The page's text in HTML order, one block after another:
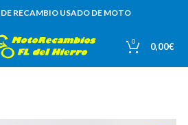
RECAMBIO USADO DE MOTO
0 0,00€